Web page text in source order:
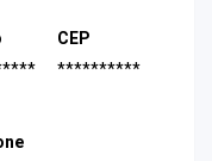
CEP
**********